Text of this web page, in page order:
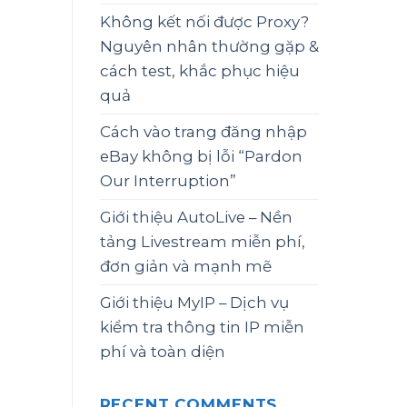
Không kết nối được Proxy?
Nguyên nhân thường gặp &
cách test, khắc phục hiệu
quả
Cách vào trang đăng nhập
eBay không bị lỗi “Pardon
Our Interruption”
Giới thiệu AutoLive – Nền
tảng Livestream miễn phí,
đơn giản và mạnh mẽ
Giới thiệu MyIP – Dịch vụ
kiểm tra thông tin IP miễn
phí và toàn diện